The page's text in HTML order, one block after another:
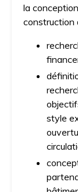
la
construction
style